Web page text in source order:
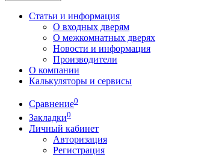
Статьи и информация
О входных дверям
О межкомнатных дверях
Новости и информация
Производители
О компании
Калькуляторы и сервисы
Сравнение0
Закладки0
Личный кабинет
Авторизация
Регистрация